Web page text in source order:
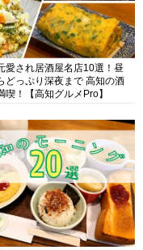
愛され居酒屋名店10選！昼
どっぷり深夜まで 高知の酒
喫！【高知グルメPro】